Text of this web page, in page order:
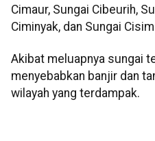
Cimaur, Sungai Cibeurih,
Ciminyak, dan Sungai
Akibat meluapnya sungai
menyebabkan banjir dan
wilayah yang terdampak.